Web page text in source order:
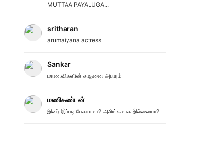
MUTTAA PAYALUGA...
sritharan
arumaiyana actress
Sankar
மாணவிகளின் சாதனை அபாரம்
மணிகண்டன்
இவர் இப்படி பேசலாமா? அசிங்கமாக இல்லையா?